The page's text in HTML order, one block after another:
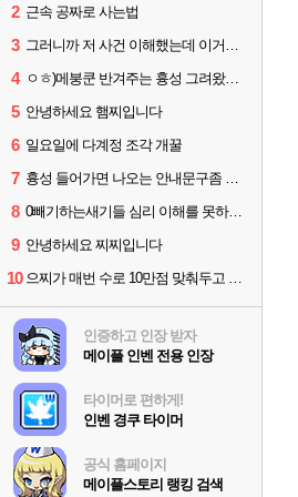
2 근속 공짜로 사는법
3 그러니까 저 사건 이해했는데 이거지?
4 ㅇㅎ)메붕쿤 반겨주는 흉성 그려왔어요
5 안녕하세요 햄찌입니다
6 일요일에 다계정 조각 개꿀
7 흉성 들어가면 나오는 안내문구좀 없애라
8 0빼기하는새기들 심리 이해를 못하겠네
9 안녕하세요 찌찌입니다
10 으찌가 매번 수로 10만점 맞춰두고 1분 이상 손놓고 기다렸을거 생각하니 대단함
인증하고 인장 받자
메이플 인벤 전용 인장
타이머로 편하게!
인벤 경쿠 타이머
공식 홈페이지
메이플스토리 랭킹 검색